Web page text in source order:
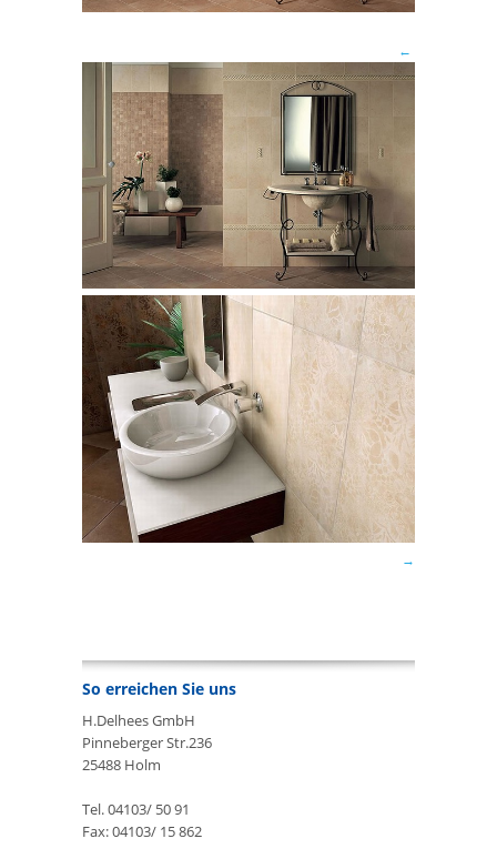
So erreichen Sie uns
H.Delhees GmbH
Pinneberger Str.236
25488 Holm
Tel. 04103/ 50 91
Fax: 04103/ 15 862